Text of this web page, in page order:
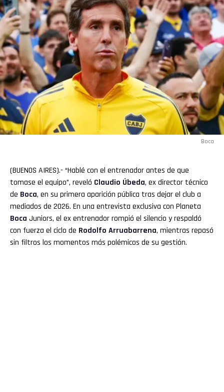
Boca
(BUENOS AIRES).- “Hablé con el entrenador antes de que
tomase el equipo”, reveló Claudio Úbeda, ex director técnico
de Boca, en su primera aparición pública tras dejar el club a
mediados de 2026. En una entrevista exclusiva con Planeta
Boca Juniors, el ex entrenador rompió el silencio y respaldó
con fuerza el ciclo de Rodolfo Arruabarrena, mientras repasó
sin filtros los momentos más polémicos de su gestión.